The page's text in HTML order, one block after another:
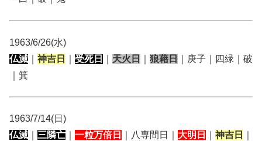
1963/6/26(水)
仏滅
神吉日 受死日 天火日 狼藉日
｜庚子｜四緑｜破
｜箕
1963/7/14(日)
仏滅
三隣亡 一粒万倍日 ｜八専間日｜ 大明日 神吉日